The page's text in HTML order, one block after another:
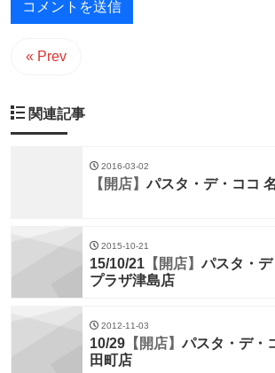
« Prev
関連記事
2016-03-02
【開店】パスタ・デ・ココ
2015-10-21
15/10/21 【開店】パスタ・
プラザ津島店
2012-11-03
10/29 【開店】パスタ・デ
田町店